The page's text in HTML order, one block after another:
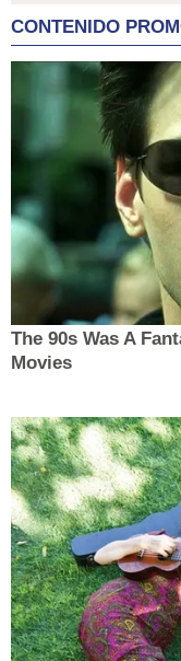
CONTENIDO
The 90s Was A
Movies